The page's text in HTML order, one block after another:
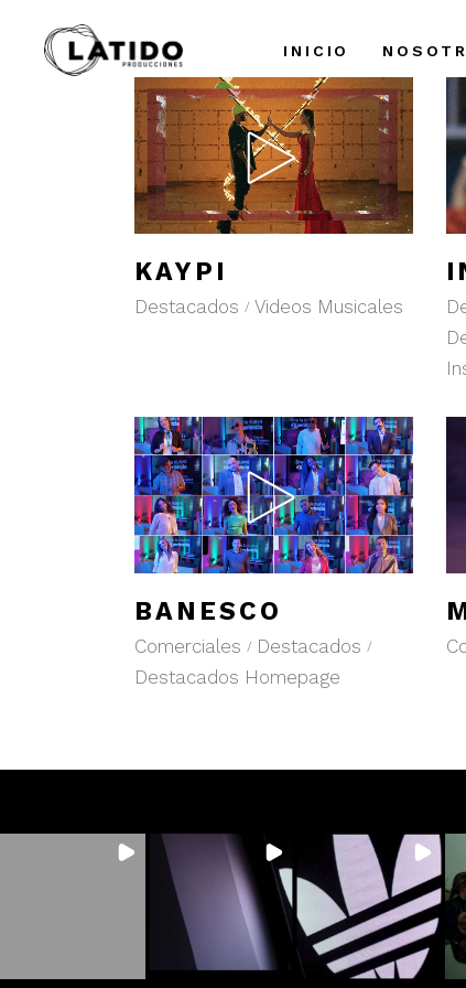
INICIO
KAYPI
Destacados Videos Musicales
BANESCO
Comerciales
Destacados
Destacados Homepage